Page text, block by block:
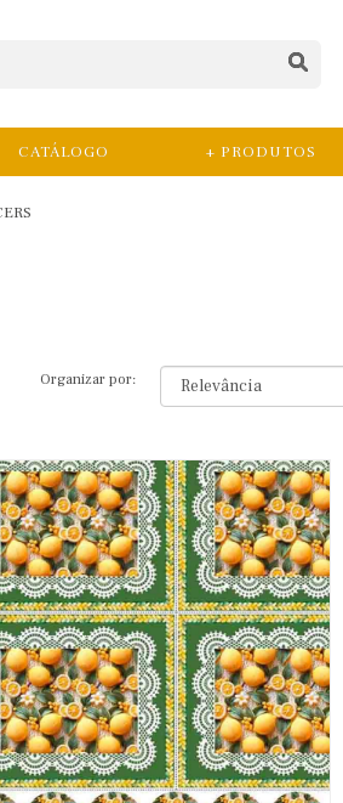
CATÁLOGO + PRODUTOS
Organizar por: